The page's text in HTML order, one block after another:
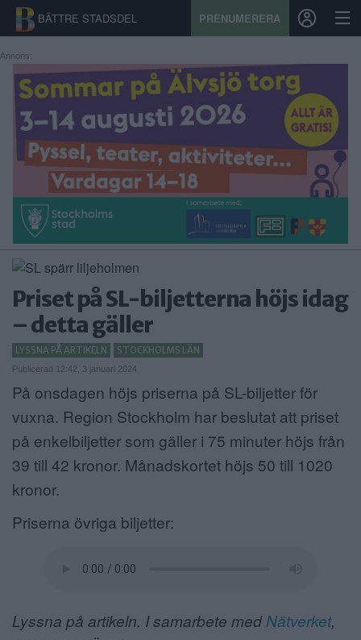
BÄTTRE STADSDEL PRENUMERERA
START
STADSDEL
PRENUMERATION
SPORT
ÅSIKTER
KALENDER
KONTAKT
SAMARBETEN
ANNONSERA
NÄRINGSLIV
MER
Annons:
Priset på SL-biljetterna höjs idag
– detta gäller
LYSSNA PÅ ARTIKELN STOCKHOLMS LÄN
Publicerad 12:42, 3 januari 2024
På onsdagen höjs priserna på SL-biljetter för
vuxna. Region Stockholm har beslutat att priset
på enkelbiljetter som gäller i 75 minuter höjs från
39 till 42 kronor. Månadskortet höjs 50 till 1020
kronor.
Priserna övriga biljetter:
Lyssna på artikeln. I samarbete medNätverket,